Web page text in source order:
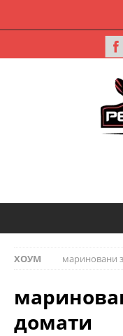
ХОУМ мариновани
домати